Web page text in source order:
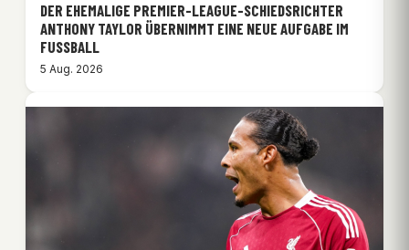
DER EHEMALIGE PREMIER-LEAGUE-SCHIEDSRICHTER
ANTHONY TAYLOR ÜBERNIMMT EINE NEUE AUFGABE IM
FUSSBALL
5 Aug. 2026